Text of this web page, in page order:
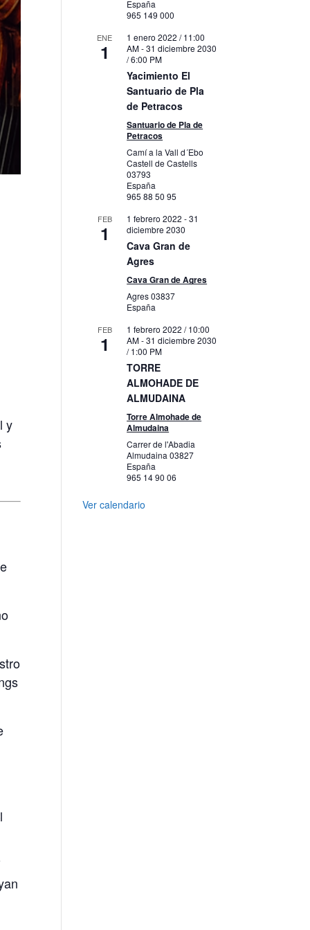
y
España
965 149 000
ENE
1
1 enero 2022 / 11:00
AM-31 diciembre 2030
/ 6:00 PM
Yacimiento El
Santuario de Pla
de Petracos
Santuario de Pla de
Petracos
Camí a la Vall d´Ebo
Castell de Castells
03793
España
965 88 50 95
FEB
1
1 febrero 2022 -31
diciembre 2030
Cava Gran de
Agres
Cava Gran de Agres
Agres03837
España
FEB
1
1 febrero 2022 / 10:00
AM-31 diciembre 2030
/ 1:00 PM
TORRE
ALMOHADE DE
ALMUDAINA
Torre Almohade de
Almudaina
Carrer de l'Abadia
Almudaina03827
España
965 14 90 06
Ver calendario